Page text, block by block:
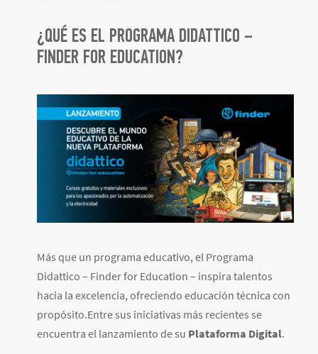
¿QUÉ ES EL PROGRAMA DIDATTICO –
FINDER FOR EDUCATION?
Más que un programa educativo, el Programa
Didattico – Finder for Education – inspira talentos
hacia la excelencia, ofreciendo educación técnica con
propósito.Entre sus iniciativas más recientes se
encuentra el lanzamiento de su Plataforma Digital.